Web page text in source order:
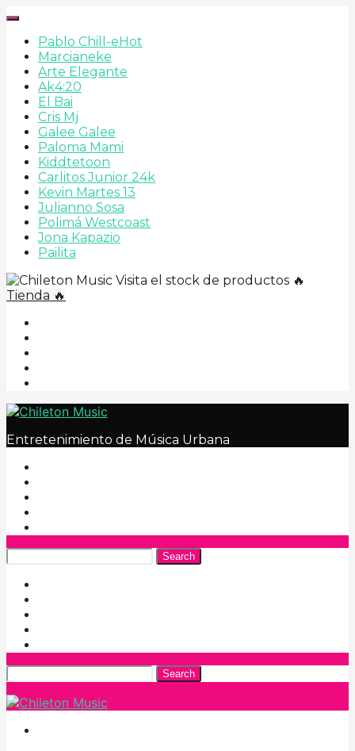
Pablo Chill-eHot
Marcianeke
Arte Elegante
Ak4:20
El Bai
Cris Mj
Galee Galee
Paloma Mami
Kiddtetoon
Carlitos Junior 24k
Kevin Martes 13
Julianno Sosa
Polimá Westcoast
Jona Kapazio
Pailita
Visita el stock de productos 🔥
Tienda 🔥
Entretenimiento de Música Urbana
Search
Search